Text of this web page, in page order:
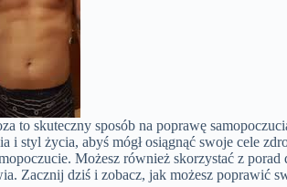
to skuteczny sposób na poprawę
i styl życia, abyś mógł osiągnąć swoje cele
Możesz również skorzystać z
Zacznij dziś i zobacz, jak możesz poprawić